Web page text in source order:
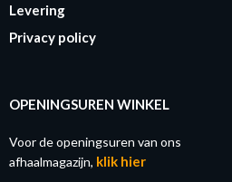
Levering
Privacy policy
OPENINGSUREN WINKEL
Voor de openingsuren van ons
afhaalmagazijn, klik hier